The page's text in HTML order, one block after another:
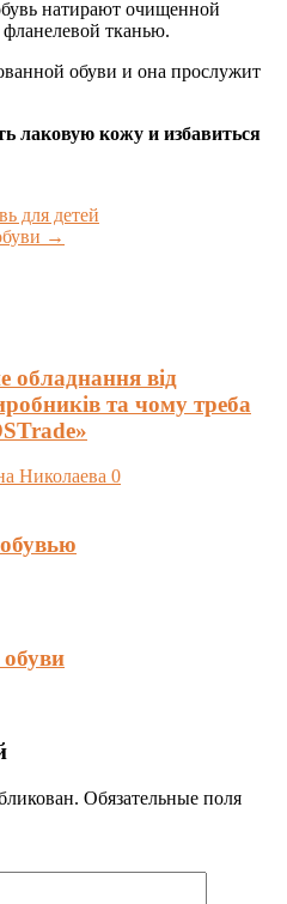
натирают очищенной
тканью.
обуви и она прослужит
лаковую кожу и избавиться
для детей
→
обладнання від
та чому треба
Николаева 0
Обязательные поля